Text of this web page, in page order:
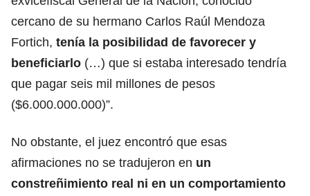
cercano de su hermano Carlos Raúl Mendoza
Fortich, tenía la posibilidad de favorecer y
beneficiarlo (…) que si estaba interesado tendría
que pagar seis mil millones de pesos
($6.000.000.000)”.
No obstante, el juez encontró que esas
afirmaciones no se tradujeron en un
constreñimiento real ni en un comportamiento